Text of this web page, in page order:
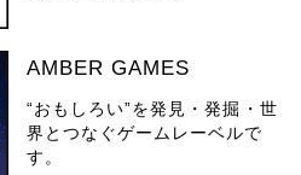
AMBER GAMES
“おもしろい”を発見・発掘・世
界とつなぐゲームレーベルで
す。